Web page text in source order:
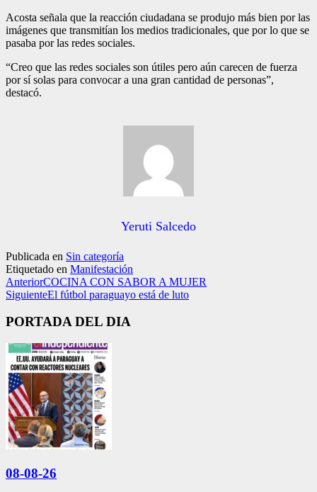
Acosta señala que la reacción ciudadana se produjo más bien por las
imágenes que transmitían los medios tradicionales, que por lo que se
pasaba por las redes sociales.
“Creo que las redes sociales son útiles pero aún carecen de fuerza
por sí solas para convocar a una gran cantidad de personas”,
destacó.
Yeruti Salcedo
Publicada en Sin categoría
Etiquetado en Manifestación
AnteriorCOCINA CON SABOR A MUJER
SiguienteEl fútbol paraguayo está de luto
PORTADA DEL DIA
08-08-26